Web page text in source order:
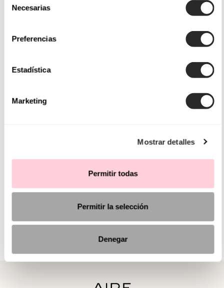
Necesarias
Preferencias
Estadística
Marketing
Mostrar detalles
Permitir todas
Permitir la selección
Denegar